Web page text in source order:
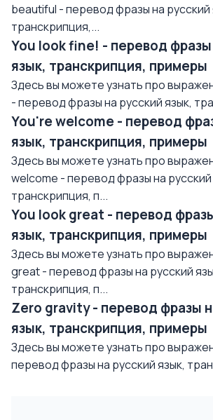
beautiful - перевод фразы на русский
транскрипция,...
You look fine! - перевод фразы
язык, транскрипция, примеры
Здесь вы можете узнать про
- перевод фразы на русский язык,
You're welcome - перевод
язык, транскрипция, примеры
Здесь вы можете узнать про
welcome - перевод фразы на русский
транскрипция, п...
You look great - перевод
язык, транскрипция, примеры
Здесь вы можете узнать про
great - перевод фразы на русский
транскрипция, п...
Zero gravity - перевод фразы
язык, транскрипция, примеры
Здесь вы можете узнать про
перевод фразы на русский язык,